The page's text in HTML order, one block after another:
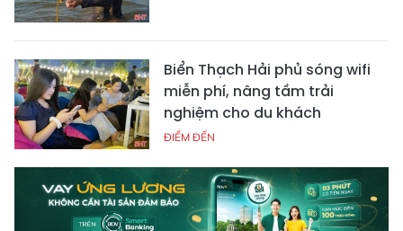
Biển Thạch Hải phủ sóng wifi
miễn phí, nâng tầm trải
nghiệm cho du khách
ĐIỂM ĐẾN